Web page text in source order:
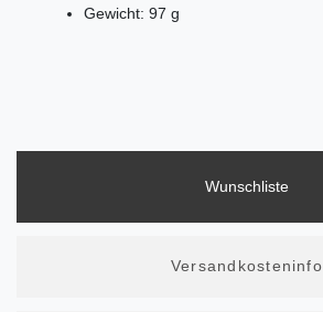
Gewicht: 97 g
Wunschliste
Versandkosteninfo